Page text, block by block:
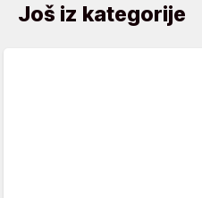
Još iz kategorije